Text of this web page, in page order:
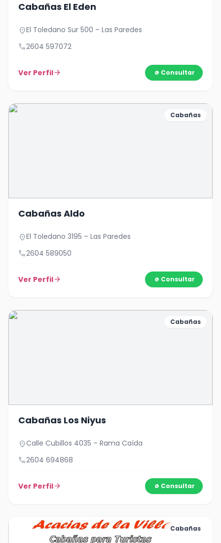
Cabañas El Eden
location_onEl Toledano Sur 500 – Las Paredes
call2604 597072
Ver Perfilarrow_forward Consultar
Cabañas
Cabañas Aldo
location_onEl Toledano 3195 – Las Paredes
call2604 589050
Ver Perfilarrow_forward Consultar
Cabañas
Cabañas Los Niyus
location_onCalle Cubillos 4035 – Rama Caída
call2604 694868
Ver Perfilarrow_forward Consultar
Cabañas